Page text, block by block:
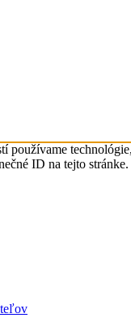
používame
ID na tejto